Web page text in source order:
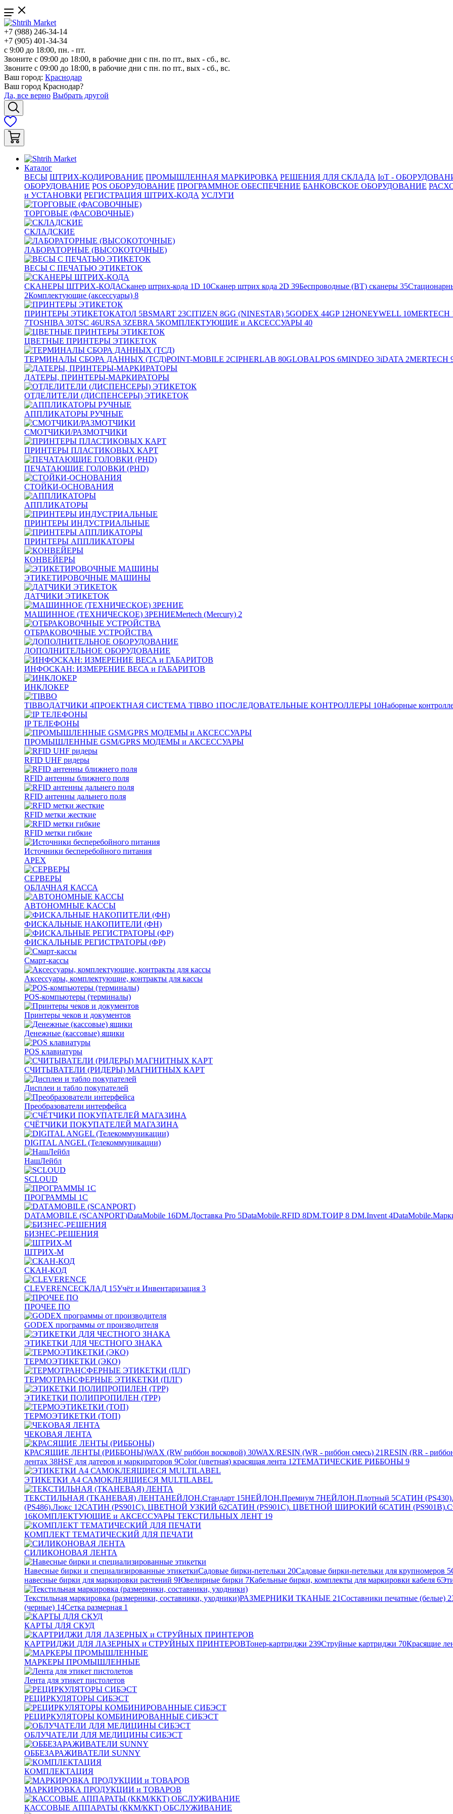
+7 (988) 246-34-14
+7 (905) 401-34-34
с 9:00 до 18:00, пн. - пт.
Звоните с 09:00 до 18:00, в рабочие дни с пн. по пт., вых - сб., вс.
Звоните с 09:00 до 18:00, в рабочие дни с пн. по пт., вых - сб., вс.
Ваш город: Краснодар
Ваш город Краснодар?
Да, все верно Выбрать другой
Каталог
ВЕСЫ ШТРИХ-КОДИРОВАНИЕ ПРОМЫШЛЕННАЯ МАРКИРОВКА РЕШЕНИЯ ДЛЯ СКЛАДА IoT -
ОБОРУДОВАНИЕ POS ОБОРУДОВАНИЕ ПРОГРАММНОЕ ОБЕСПЕЧЕНИЕ БАНКОВСКОЕ ОБОРУДОВАНИЕ
и УСТАНОВКИ РЕГИСТРАЦИЯ ШТРИХ-КОДА УСЛУГИ
ТОРГОВЫЕ (ФАСОВОЧНЫЕ)
СКЛАДСКИЕ
ЛАБОРАТОРНЫЕ (ВЫСОКОТОЧНЫЕ)
ВЕСЫ С ПЕЧАТЬЮ ЭТИКЕТОК
СКАНЕРЫ ШТРИХ-КОДАСканер штрих-кода 1D 10Сканер штрих кода 2D 39Беспроводные (BT) сканеры 35
2Комплектующие (аксессуары) 8
ПРИНТЕРЫ ЭТИКЕТОКАТОЛ 5BSMART 23CITIZEN 8GG (NINESTAR) 5GODEX 44GP12HONEYWELL 10MERTECH
7TOSHIBA 30TSC 46URSA 3ZEBRA 5КОМПЛЕКТУЮЩИЕ и АКСЕССУАРЫ 40
ЦВЕТНЫЕ ПРИНТЕРЫ ЭТИКЕТОК
ТЕРМИНАЛЫ СБОРА ДАННЫХ (ТСД)POINT-MOBILE 2CIPHERLAB 80GLOBALPOS 6MINDEO 3iDATA 2MERTECH
ДАТЕРЫ, ПРИНТЕРЫ-МАРКИРАТОРЫ
ОТДЕЛИТЕЛИ (ДИСПЕНСЕРЫ) ЭТИКЕТОК
АППЛИКАТОРЫ РУЧНЫЕ
СМОТЧИКИ/РАЗМОТЧИКИ
ПРИНТЕРЫ ПЛАСТИКОВЫХ КАРТ
ПЕЧАТАЮЩИЕ ГОЛОВКИ (PHD)
СТОЙКИ-ОСНОВАНИЯ
АППЛИКАТОРЫ
ПРИНТЕРЫ ИНДУСТРИАЛЬНЫЕ
ПРИНТЕРЫ АППЛИКАТОРЫ
КОНВЕЙЕРЫ
ЭТИКЕТИРОВОЧНЫЕ МАШИНЫ
ДАТЧИКИ ЭТИКЕТОК
МАШИННОЕ (ТЕХНИЧЕСКОЕ) ЗРЕНИЕMertech (Mercury) 2
ОТБРАКОВОЧНЫЕ УСТРОЙСТВА
ДОПОЛНИТЕЛЬНОЕ ОБОРУДОВАНИЕ
ИНФОСКАН: ИЗМЕРЕНИЕ ВЕСА и ГАБАРИТОВ
ИНКЛОКЕР
TIBBOДАТЧИКИ 4ПРОЕКТНАЯ СИСТЕМА TIBBO 1ПОСЛЕДОВАТЕЛЬНЫЕ КОНТРОЛЛЕРЫ 10Наборные
IP ТЕЛЕФОНЫ
ПРОМЫШЛЕННЫЕ GSM/GPRS МОДЕМЫ и АКСЕССУАРЫ
RFID UHF ридеры
RFID антенны ближнего поля
RFID антенны дальнего поля
RFID метки жесткие
RFID метки гибкие
Источники бесперебойного питания
APEX
СЕРВЕРЫ
ОБЛАЧНАЯ КАССА
АВТОНОМНЫЕ КАССЫ
ФИСКАЛЬНЫЕ НАКОПИТЕЛИ (ФН)
ФИСКАЛЬНЫЕ РЕГИСТРАТОРЫ (ФР)
Смарт-кассы
Аксессуары, комплектующие, контракты для кассы
POS-компьютеры (терминалы)
Принтеры чеков и документов
Денежные (кассовые) ящики
POS клавиатуры
СЧИТЫВАТЕЛИ (РИДЕРЫ) МАГНИТНЫХ КАРТ
Дисплеи и табло покупателей
Преобразователи интерфейса
СЧЁТЧИКИ ПОКУПАТЕЛЕЙ МАГАЗИНА
DIGITAL ANGEL (Телекоммуникации)
НашЛейбл
SCLOUD
ПРОГРАММЫ 1С
DATAMOBILE (SCANPORT)DataMobile 16DM.Доставка Pro 5DataMobile.RFID 8DM.ТОИР 8 DM.Invent 4
БИЗНЕС-РЕШЕНИЯ
ШТРИХ-М
СКАН-КОД
CLEVERENCEСКЛАД 15Учёт и Инвентаризация 3
ПРОЧЕЕ ПО
GODEX программы от производителя
ЭТИКЕТКИ ДЛЯ ЧЕСТНОГО ЗНАКА
ТЕРМОЭТИКЕТКИ (ЭКО)
ТЕРМОТРАНСФЕРНЫЕ ЭТИКЕТКИ (ПЛГ)
ЭТИКЕТКИ ПОЛИПРОПИЛЕН (TPP)
ТЕРМОЭТИКЕТКИ (ТОП)
ЧЕКОВАЯ ЛЕНТА
КРАСЯЩИЕ ЛЕНТЫ (РИББОНЫ)WAX (RW риббон восковой) 30WAX/RESIN (WR - риббон смесь) 21RESIN (RR -
лентах 38HSF для датеров и маркираторов 9Color (цветная) красящая лента 12ТЕМАТИЧЕСКИЕ РИББОНЫ 9
ЭТИКЕТКИ А4 САМОКЛЕЯЩИЕСЯ MULTILABEL
ТЕКСТИЛЬНАЯ (ТКАНЕВАЯ) ЛЕНТАНЕЙЛОН.Стандарт 15НЕЙЛОН.Премиум 7НЕЙЛОН.Плотный 5САТИН
(PS486).Люкс 12САТИН (PS901C). ЦВЕТНОЙ УЗКИЙ 62САТИН (PS901C). ЦВЕТНОЙ ШИРОКИЙ 6САТИН
16КОМПЛЕКТУЮЩИЕ и АКСЕССУАРЫ ТЕКСТИЛЬНЫХ ЛЕНТ 19
КОМПЛЕКТ ТЕМАТИЧЕСКИЙ ДЛЯ ПЕЧАТИ
СИЛИКОНОВАЯ ЛЕНТА
Навесные бирки и специализированные этикеткиСадовые бирки-петельки 20Садовые бирки-петельки для крупномеров 5
навесные бирки для маркировки растений 9Ювелирные бирки 7Кабельные бирки, комплекты для маркировки кабеля 6
Текстильная маркировка (размерники, составники, уходники)РАЗМЕРНИКИ ТКАНЫЕ 21Составники печатные (белые)
(черные) 14Сетка размерная 1
КАРТЫ ДЛЯ СКУД
КАРТРИДЖИ ДЛЯ ЛАЗЕРНЫХ и СТРУЙНЫХ ПРИНТЕРОВТонер-картриджи 239Струйные картриджи 70Красящие
МАРКЕРЫ ПРОМЫШЛЕННЫЕ
Лента для этикет пистолетов
РЕЦИРКУЛЯТОРЫ СИБЭСТ
РЕЦИРКУЛЯТОРЫ КОМБИНИРОВАННЫЕ СИБЭСТ
ОБЛУЧАТЕЛИ ДЛЯ МЕДИЦИНЫ СИБЭСТ
ОББЕЗАРАЖИВАТЕЛИ SUNNY
КОМПЛЕКТАЦИЯ
МАРКИРОВКА ПРОДУКЦИИ и ТОВАРОВ
КАССОВЫЕ АППАРАТЫ (ККМ/ККТ) ОБСЛУЖИВАНИЕ